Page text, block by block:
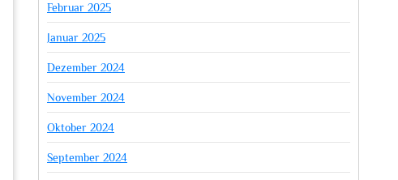
Februar 2025
Januar 2025
Dezember 2024
November 2024
Oktober 2024
September 2024